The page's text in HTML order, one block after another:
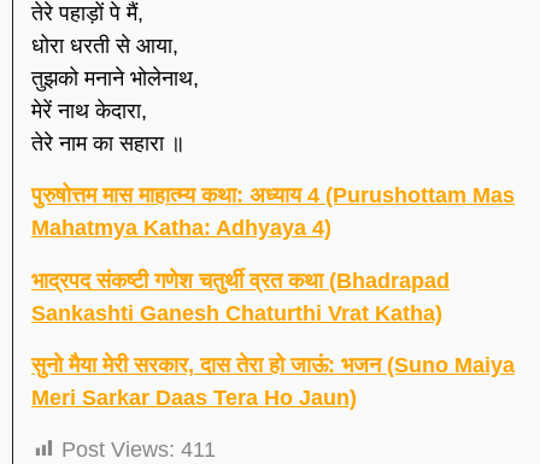
तेरे पहाड़ों पे मैं,
धोरा धरती से आया,
तुझको मनाने भोलेनाथ,
मेरें नाथ केदारा,
तेरे नाम का सहारा ॥
पुरुषोत्तम मास माहात्म्य कथा: अध्याय 4 (Purushottam Mas
Mahatmya Katha: Adhyaya 4)
भाद्रपद संकष्टी गणेश चतुर्थी व्रत कथा (Bhadrapad
Sankashti Ganesh Chaturthi Vrat Katha)
सुनो मैया मेरी सरकार, दास तेरा हो जाऊं: भजन (Suno Maiya
Meri Sarkar Daas Tera Ho Jaun)
Post Views: 411